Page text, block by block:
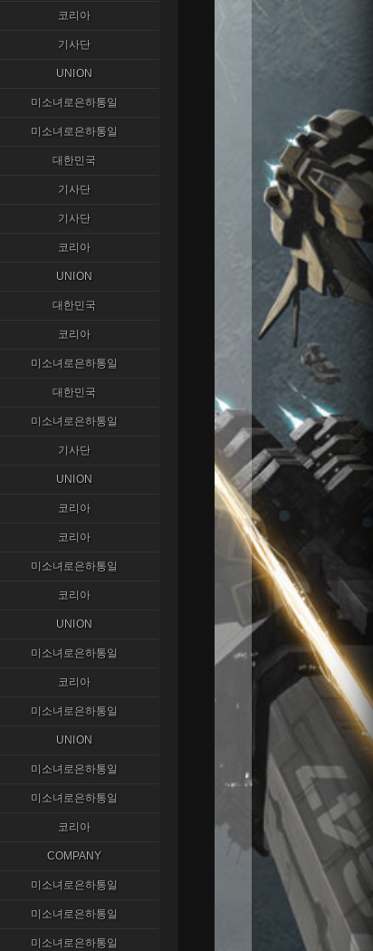
코리아
기사단
UNION
미소녀로은하통일
미소녀로은하통일
대한민국
기사단
기사단
코리아
UNION
대한민국
코리아
미소녀로은하통일
대한민국
미소녀로은하통일
기사단
UNION
코리아
코리아
미소녀로은하통일
코리아
UNION
미소녀로은하통일
코리아
미소녀로은하통일
UNION
미소녀로은하통일
미소녀로은하통일
코리아
COMPANY
미소녀로은하통일
미소녀로은하통일
미소녀로은하통일